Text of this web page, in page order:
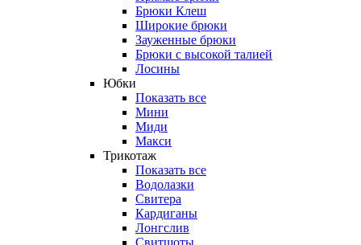
Брюки Клеш
Широкие брюки
Зауженные брюки
Брюки с высокой талией
Лосины
Юбки
Показать все
Мини
Миди
Макси
Трикотаж
Показать все
Водолазки
Свитера
Кардиганы
Лонгслив
Свитшоты